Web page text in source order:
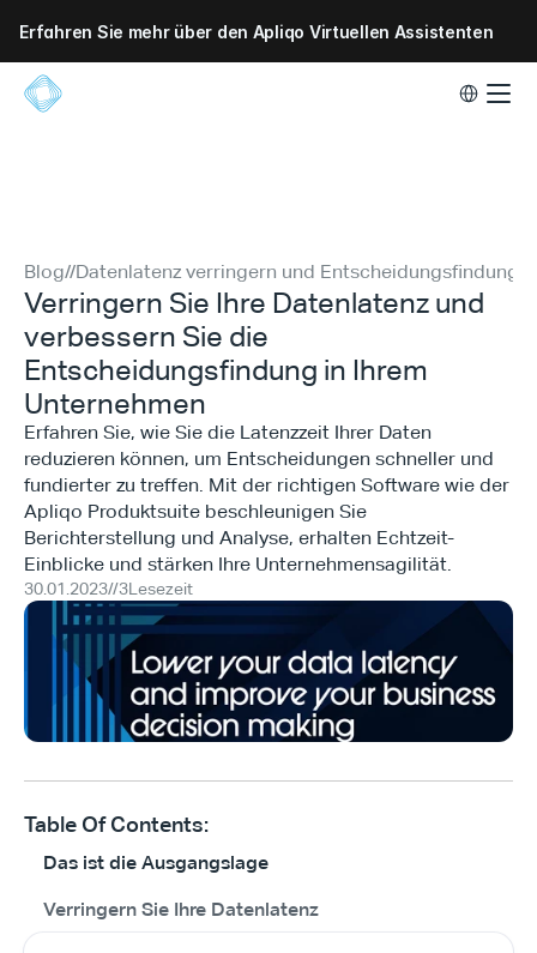
Erfahren Sie mehr über den Apliqo Virtuellen Assistenten
Select
Blog//Datenlatenz verringern und Entscheidungsfindung
Verringern Sie Ihre Datenlatenz und
verbessern Sie die
Entscheidungsfindung in Ihrem
Unternehmen
Erfahren Sie, wie Sie die Latenzzeit Ihrer Daten
reduzieren können, um Entscheidungen schneller und
fundierter zu treffen. Mit der richtigen Software wie der
Apliqo Produktsuite beschleunigen Sie
Berichterstellung und Analyse, erhalten Echtzeit-
Einblicke und stärken Ihre Unternehmensagilität.
30.01.2023//3Lesezeit
Table Of Contents:
Das ist die Ausgangslage
Verringern Sie Ihre Datenlatenz